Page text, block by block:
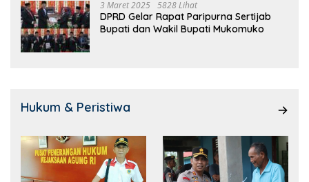
3 Maret 2025 5828 Lihat
DPRD Gelar Rapat Paripurna Sertijab
Bupati dan Wakil Bupati Mukomuko
Hukum & Peristiwa